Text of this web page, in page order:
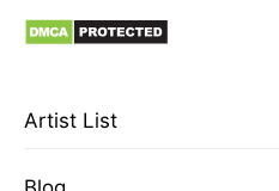
Artist List